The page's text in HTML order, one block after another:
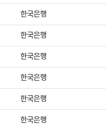
한국은행
한국은행
한국은행
한국은행
한국은행
한국은행